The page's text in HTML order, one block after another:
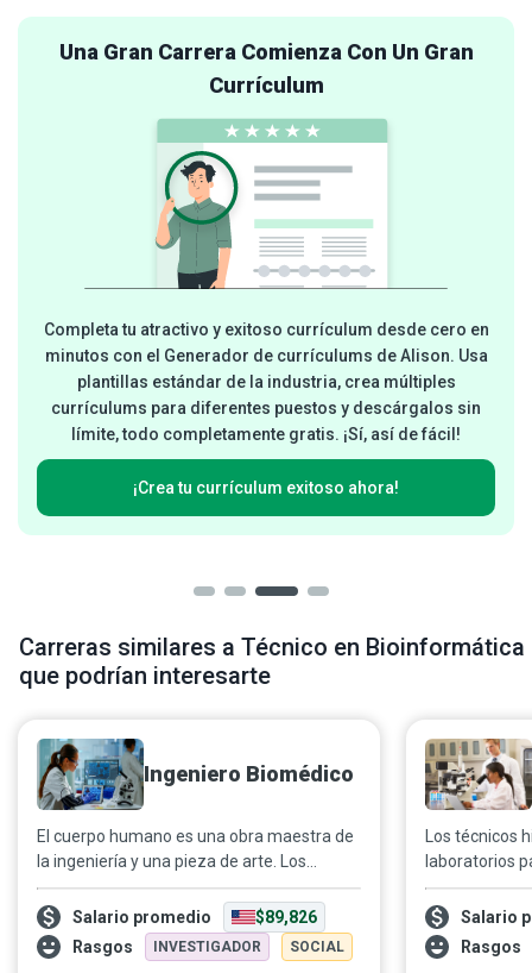
Una Gran Carrera Comienza Con Un Gran
Currículum
Completa tu atractivo y exitoso currículum desde cero en
minutos con el Generador de currículums de Alison. Usa
plantillas estándar de la industria, crea múltiples
currículums para diferentes puestos y descárgalos sin
límite, todo completamente gratis. ¡Sí, así de fácil!
¡Crea tu currículum exitoso ahora!
Carreras similares a Técnico en Bioinformática
que podrían interesarte
Ingeniero Biomédico
El cuerpo humano es una obra maestra de
la ingeniería y una pieza de arte. Los
ingenieros biomédicos están a la
vanguardia de nuevos enfoques para
comprender de forma lógica la progresión
de las enfermedades y desarrollar
Salario promedio
$89,826
Rasgos
INVESTIGADOR SOCIAL
Los técnicos
laboratorios
tejido
examine un
papel
Salario
Rasgos